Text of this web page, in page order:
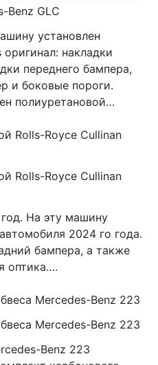
Benz GLC
установлен
накладки
переднего бампера,
и боковые пороги.
полиуретановой…
Rolls-Royce Cullinan
Rolls-Royce Cullinan
На эту машину
2024 го года.
бампера, а также
оптика….
Mercedes-Benz 223
Mercedes-Benz 223
Benz 223